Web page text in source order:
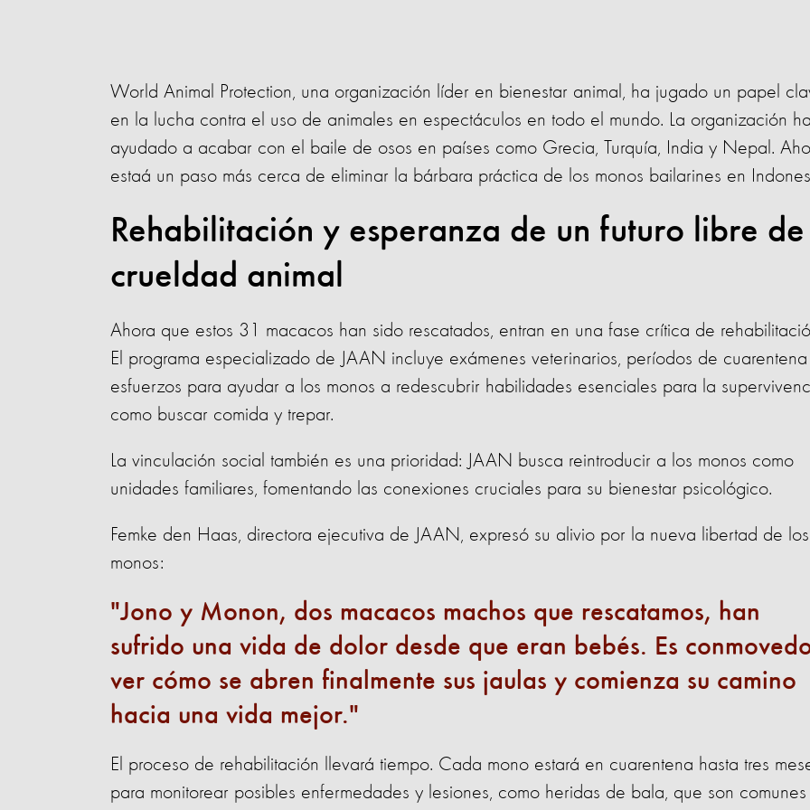
World Animal Protection, una organización líder en bienestar animal, ha jugado un papel
en la lucha contra el uso de animales en espectáculos en todo el mundo. La organización ha
ayudado a acabar con el baile de osos en países como Grecia, Turquía, India y Nepal.
estaá un paso más cerca de eliminar la bárbara práctica de los monos bailarines en
Rehabilitación y esperanza de un futuro libre de
crueldad animal
Ahora que estos 31 macacos han sido rescatados, entran en una fase crítica de
El programa especializado de JAAN incluye exámenes veterinarios, períodos de
esfuerzos para ayudar a los monos a redescubrir habilidades esenciales para la
como buscar comida y trepar.
La vinculación social también es una prioridad: JAAN busca reintroducir a los monos como
unidades familiares, fomentando las conexiones cruciales para su bienestar psicológico.
Femke den Haas, directora ejecutiva de JAAN, expresó su alivio por la nueva libertad de los
monos:
Jono y Monon, dos macacos machos que rescatamos, han
sufrido una vida de dolor desde que eran bebés. Es
ver cómo se abren finalmente sus jaulas y comienza su camino
hacia una vida mejor.
El proceso de rehabilitación llevará tiempo. Cada mono estará en cuarentena hasta tres
para monitorear posibles enfermedades y lesiones, como heridas de bala, que son comunes